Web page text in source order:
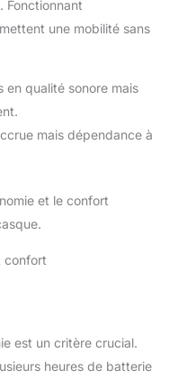
Fonctionnant
une mobilité sans
en qualité sonore mais
mais dépendance à
et le confort
confort
est un critère crucial.
heures de batterie